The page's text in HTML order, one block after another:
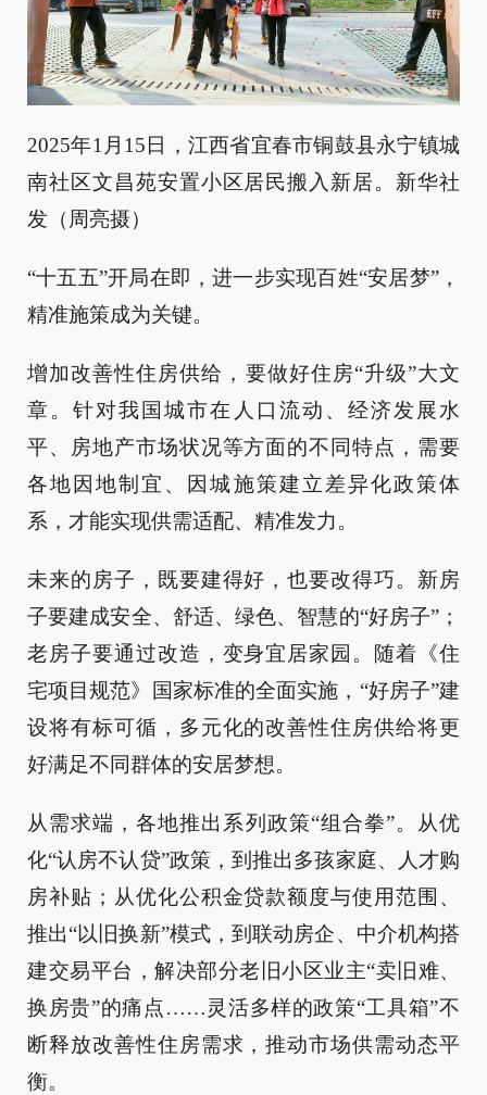
2025年1月15日，江西省宜春市铜鼓县永宁镇城
南社区文昌苑安置小区居民搬入新居。新华社
发（周亮摄）
“十五五”开局在即，进一步实现百姓“安居梦”，
精准施策成为关键。
增加改善性住房供给，要做好住房“升级”大文
章。针对我国城市在人口流动、经济发展水
平、房地产市场状况等方面的不同特点，需要
各地因地制宜、因城施策建立差异化政策体
系，才能实现供需适配、精准发力。
未来的房子，既要建得好，也要改得巧。新房
子要建成安全、舒适、绿色、智慧的“好房子”；
老房子要通过改造，变身宜居家园。随着《住
宅项目规范》国家标准的全面实施，“好房子”建
设将有标可循，多元化的改善性住房供给将更
好满足不同群体的安居梦想。
从需求端，各地推出系列政策“组合拳”。从优
化“认房不认贷”政策，到推出多孩家庭、人才购
房补贴；从优化公积金贷款额度与使用范围、
推出“以旧换新”模式，到联动房企、中介机构搭
建交易平台，解决部分老旧小区业主“卖旧难、
换房贵”的痛点……灵活多样的政策“工具箱”不
断释放改善性住房需求，推动市场供需动态平
衡。